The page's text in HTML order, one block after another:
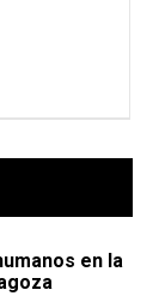
en la